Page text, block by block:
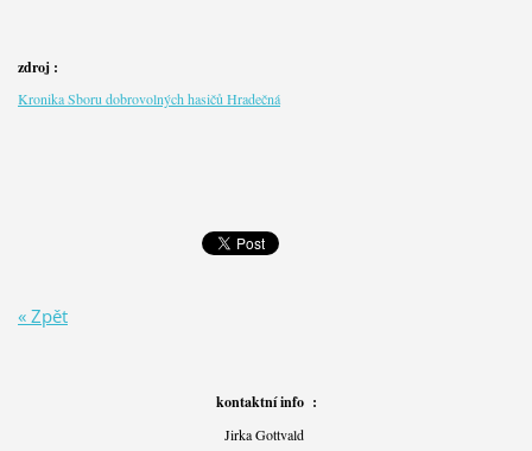
zdroj :
Kronika Sboru dobrovolných hasičů Hradečná
« Zpět
kontaktní info :
Jirka Gottvald